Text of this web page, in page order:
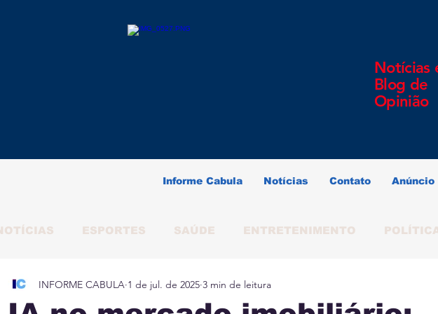
Notícias
Blog de
Opinião
Informe Cabula Notícias Contato Anúncio
ESPORTES SAÚDE ENTRETENIMENTO
NATALY ALMERINDO SOUZA SALVADOR
INFORME CABULA 1 de jul. de 2025 3 min de leitura